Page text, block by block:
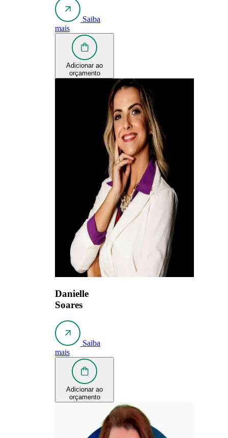
Saiba
mais
Adicionar ao
orçamento
Danielle
Soares
Saiba
mais
Adicionar ao
orçamento